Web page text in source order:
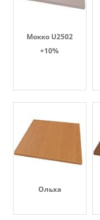
Мокко U2502
+10%
Ольха